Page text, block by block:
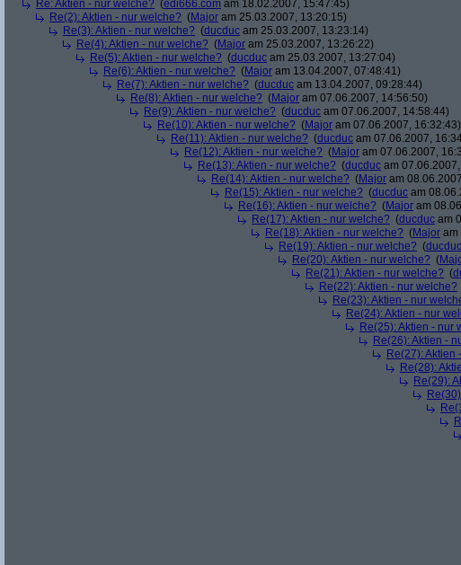
Re: Aktien - nur welche? (edi666.com am 18.02.2007, 15:47:45)
Re(2): Aktien - nur welche? (Major am 25.03.2007, 13:20:15)
Re(3): Aktien - nur welche? (ducduc am 25.03.2007, 13:23:14)
Re(4): Aktien - nur welche? (Major am 25.03.2007, 13:26:22)
Re(5): Aktien - nur welche? (ducduc am 25.03.2007, 13:27:04)
Re(6): Aktien - nur welche? (Major am 13.04.2007, 07:48:41)
Re(7): Aktien - nur welche? (ducduc am 13.04.2007, 09:28:44)
Re(8): Aktien - nur welche? (Major am 07.06.2007, 14:56:50)
Re(9): Aktien - nur welche? (ducduc am 07.06.2007, 14:58:44)
Re(10): Aktien - nur welche? (Major am 07.06.2007, 16:32:43)
Re(11): Aktien - nur welche? (ducduc am 07.06.2007,
Re(12): Aktien - nur welche? (Major am 07.06.2007,
Re(13): Aktien - nur welche? (ducduc am
Re(14): Aktien - nur welche? (Major am
Re(15): Aktien - nur welche? (ducduc am
Re(16): Aktien - nur welche? (Major am
Re(17): Aktien - nur welche? (ducduc am
Re(18): Aktien - nur welche? (Major am
Re(19): Aktien - nur welche? (ducduc
Re(20): Aktien - nur welche? (
Re(21): Aktien - nur welche? (
Re(22): Aktien - nur welche?
Re(23): Aktien - nur
Re(24): Aktien - nur
Re(25): Aktien - nur
Re(26): Aktien -
Re(27): Aktien
Re(28):
Re(29):